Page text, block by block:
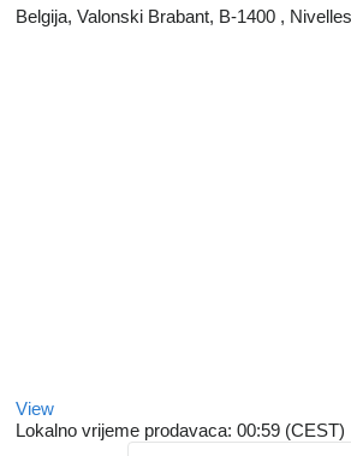
Belgija, Valonski Brabant, B-1400 ,
View
Lokalno vrijeme prodavaca: 00:59 (CEST)